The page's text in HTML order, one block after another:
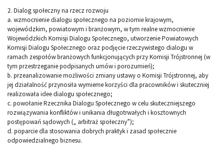
2. Dialog społeczny na rzecz rozwoju
a. wzmocnienie dialogu społecznego na poziomie krajowym,
wojewódzkim, powiatowym i branżowym, w tym realne wzmocnienie
Wojewódzkich Komisji Dialogu Społecznego, utworzenie Powiatowych
Komisji Dialogu Społecznego oraz podjęcie rzeczywistego dialogu w
ramach zespołów branżowych funkcjonujących przy Komisji Trójstronnej (w
tym przestrzeganie podpisanych umów i porozumień);
b. przeanalizowanie możliwości zmiany ustawy o Komisji Trójstronnej, aby
jej działalność przynosiła wymierne korzyści dla pracowników i skuteczniej
realizowała idee dialogu społecznego;
c. powołanie Rzecznika Dialogu Społecznego w celu skuteczniejszego
rozwiązywania konfliktów i unikania długotrwałych i kosztownych
postępowań sądowych („ arbitraż społeczny”);
d. poparcie dla stosowania dobrych praktyk i zasad społecznie
odpowiedzialnego biznesu.